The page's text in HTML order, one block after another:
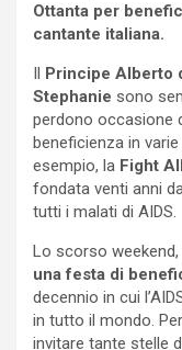
Ottanta per
cantante italiana.
Principe Alberto
Stephanie sono
perdono occasione
beneficienza in
esempio, la Fight
fondata venti anni
tutti i malati di AIDS.
Lo scorso
una festa di
decennio in cui
in tutto il mondo.
invitare tante stelle